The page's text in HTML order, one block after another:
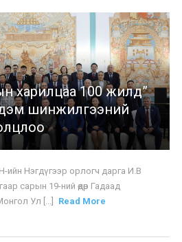
харилцаа 100 жилд”
шинжилгээний
ийн Нэгдүгээр орлогч дарга И.В
сарын 19-ний өдөр Гадаад
Ул [...]
Read More